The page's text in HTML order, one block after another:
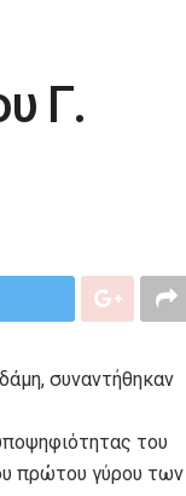
Γ.
συναντήθηκαν
του
πρώτου γύρου των